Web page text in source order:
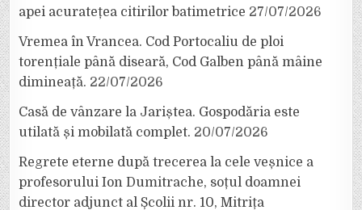
apei acuratețea citirilor batimetrice 27/07/2026
Vremea în Vrancea. Cod Portocaliu de ploi
torențiale până diseară, Cod Galben până mâine
dimineață. 22/07/2026
Casă de vânzare la Jariștea. Gospodăria este
utilată și mobilată complet. 20/07/2026
Regrete eterne după trecerea la cele veșnice a
profesorului Ion Dumitrache, soțul doamnei
director adjunct al Școlii nr. 10, Mitrița